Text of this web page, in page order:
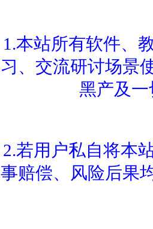
1.本站所有软件、
习、交流研讨场景
黑产及
2.若用户私自将本
事赔偿、风险后果